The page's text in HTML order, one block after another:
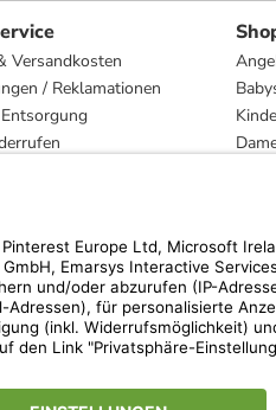
Versandkosten
/ Reklamationen
Preisempfehlung des